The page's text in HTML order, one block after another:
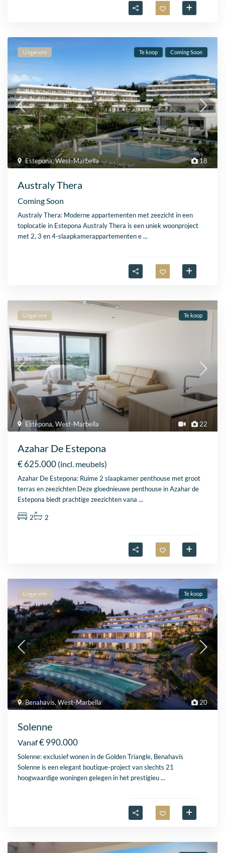
18
Estepona,West-Marbella
Uitgelicht Te koop Coming Soon
Australy Thera
Coming Soon
Australy Thera: Moderne appartementen met zeezicht in een
toplocatie in Estepona Australy Thera is een uniek woonproject
met 2, 3 en 4-slaapkamerappartementen e...
22
Estepona,West-Marbella
Uitgelicht Te koop
Azahar De Estepona
€ 625.000 (incl. meubels)
Azahar De Estepona: Ruime 2 slaapkamer penthouse met groot
terras en zeezichten Deze gloednieuwe penthouse in Azahar de
Estepona biedt prachtige zeezichten vana...
2 2
20
Benahavis,West-Marbella
Uitgelicht Te koop
Solenne
Vanaf€ 990.000
Solenne: exclusief wonen in de Golden Triangle, Benahavís
Solenne is een elegant boutique-project van slechts 21
hoogwaardige woningen gelegen in het prestigieu...